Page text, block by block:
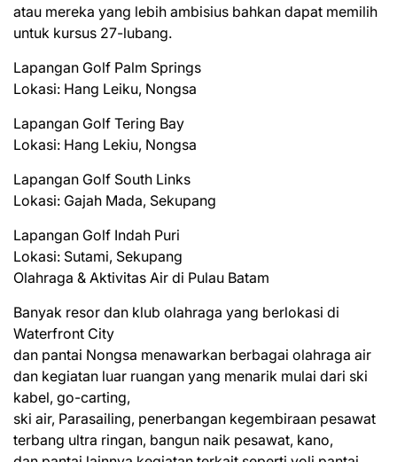
atau mereka yang lebih ambisius bahkan dapat memilih
untuk kursus 27-lubang.
Lapangan Golf Palm Springs
Lokasi: Hang Leiku, Nongsa
Lapangan Golf Tering Bay
Lokasi: Hang Lekiu, Nongsa
Lapangan Golf South Links
Lokasi: Gajah Mada, Sekupang
Lapangan Golf Indah Puri
Lokasi: Sutami, Sekupang
Olahraga & Aktivitas Air di Pulau Batam
Banyak resor dan klub olahraga yang berlokasi di
Waterfront City
dan pantai Nongsa menawarkan berbagai olahraga air
dan kegiatan luar ruangan yang menarik mulai dari ski
kabel, go-carting,
ski air, Parasailing, penerbangan kegembiraan pesawat
terbang ultra ringan, bangun naik pesawat, kano,